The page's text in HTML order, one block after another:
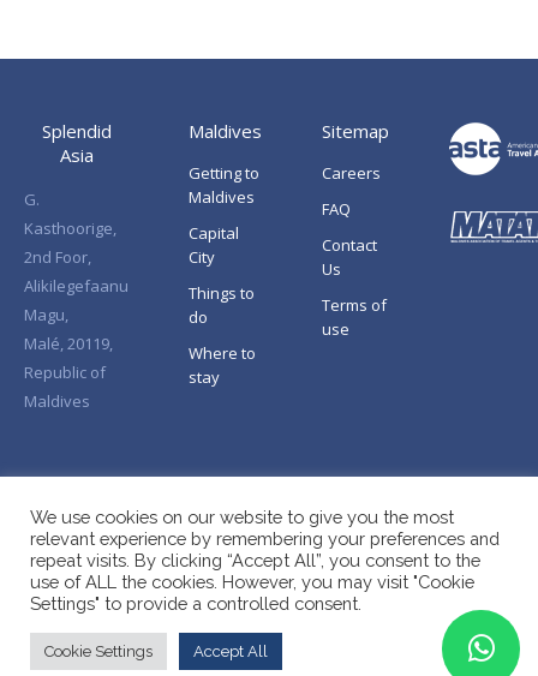
Splendid
Asia
G.
Kasthoorige,
2nd Foor,
Alikilegefaanu
Magu,
Malé, 20119,
Republic of
Maldives
Maldives
Getting to
Maldives
Capital
City
Things to
do
Where to
stay
Sitemap
Careers
FAQ
Contact
Us
Terms of
use
Copyright © Splendid Asia 2026. All Rights Reserved.
We use cookies on our website to give you the most
relevant experience by remembering your preferences and
repeat visits. By clicking “Accept All”, you consent to the
use of ALL the cookies. However, you may visit "Cookie
Settings" to provide a controlled consent.
Cookie Settings Accept All